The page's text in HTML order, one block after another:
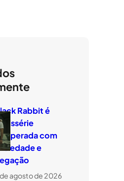
Rabbit é
com
e
agosto de 2026